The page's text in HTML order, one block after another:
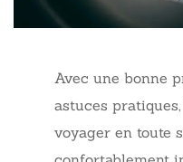
Avec une bonne
astuces
voyager en toute